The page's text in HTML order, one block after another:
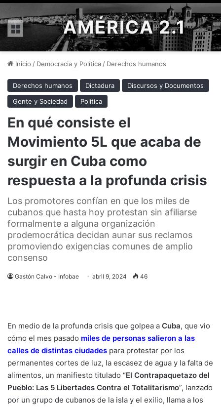
Menú AMÉRICA 2.1
Inicio / Democracia y Política / Derechos humanos
Derechos humanos Dictadura
Discursos y Documentos
Gente y Sociedad
Política
En qué consiste el
Movimiento 5L que acaba de
surgir en Cuba como
respuesta a la profunda crisis
Los promotores confían en que los miles de
cubanos que hasta hoy protestan sin afiliarse
formalmente a alguna organización
prodemocrática decidan aunar sus reclamos
promoviendo exigencias comunes de amplio
consenso
Gastón Calvo - Infobae abril 9, 2024 46
En medio de la profunda crisis que golpea a Cuba, que vio
cómo el mes pasado miles de personas salieron a las
calles de distintas ciudades para protestar por los
permanentes cortes de luz, la escasez de agua y la falta de
alimentos, un manifiesto titulado “El Contrapaquetazo del
Pueblo: Las 5 Libertades Contra el Totalitarismo”, lanzado
por un grupo de cubanos de la isla y el exilio, llama a los